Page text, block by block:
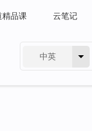
精品课 云笔记
中英